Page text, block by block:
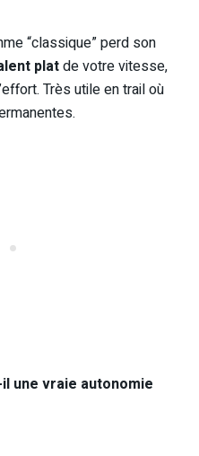
“classique” perd son
platde votre vitesse,
Très utile en trail où
une vraie autonomie